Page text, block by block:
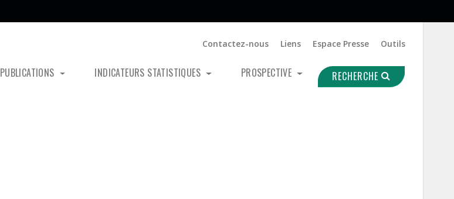
Contactez-nous Liens Espace Presse Outils
PUBLICATIONS INDICATEURS STATISTIQUES PROSPECTIVE RECHERCHE